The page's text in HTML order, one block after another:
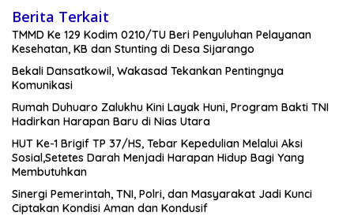
Berita Terkait
TMMD Ke 129 Kodim 0210/TU Beri Penyuluhan Pelayanan
Kesehatan, KB dan Stunting di Desa Sijarango
Bekali Dansatkowil, Wakasad Tekankan Pentingnya
Komunikasi
Rumah Duhuaro Zalukhu Kini Layak Huni, Program Bakti TNI
Hadirkan Harapan Baru di Nias Utara
HUT Ke-1 Brigif TP 37/HS, Tebar Kepedulian Melalui Aksi
Sosial,Setetes Darah Menjadi Harapan Hidup Bagi Yang
Membutuhkan
Sinergi Pemerintah, TNI, Polri, dan Masyarakat Jadi Kunci
Ciptakan Kondisi Aman dan Kondusif